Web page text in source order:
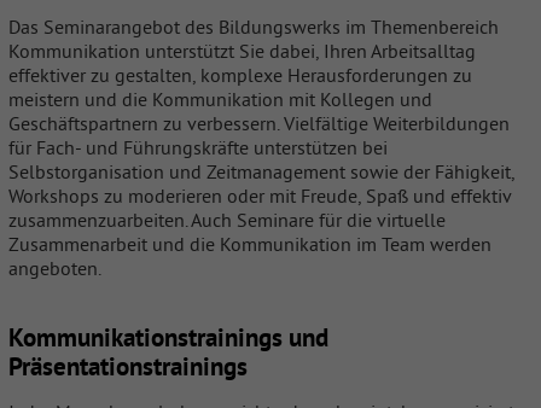
Das Seminarangebot des Bildungswerks im Themenbereich
Kommunikation unterstützt Sie dabei, Ihren Arbeitsalltag
effektiver zu gestalten, komplexe Herausforderungen zu
meistern und die Kommunikation mit Kollegen und
Geschäftspartnern zu verbessern. Vielfältige Weiterbildungen
für Fach- und Führungskräfte unterstützen bei
Selbstorganisation und Zeitmanagement sowie der Fähigkeit,
Workshops zu moderieren oder mit Freude, Spaß und effektiv
zusammenzuarbeiten. Auch Seminare für die virtuelle
Zusammenarbeit und die Kommunikation im Team werden
angeboten.
Kommunikationstrainings und
Präsentationstrainings